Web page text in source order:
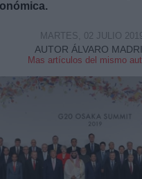
AUTOR ÁLVARO
Mas artículos del mismo
MARTES, 02 JULIO 2019
adicional